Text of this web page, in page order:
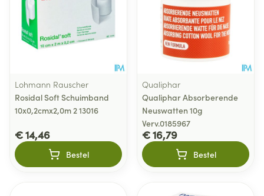
Lohmann Rauscher
Rosidal Soft Schuimband
10x0,2cmx2,0m 2 13016
€ 14,46
Bestel
Qualiphar
Qualiphar Absorberende
Neuswatten 10g
Verv.0185967
€ 16,79
Bestel